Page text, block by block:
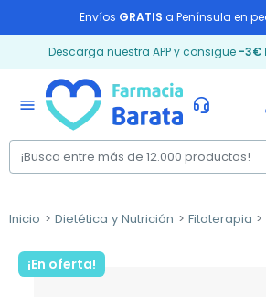
Envíos GRATIS a Península en
Descarga nuestra APP y consigue -3€
menu
Inicio Dietética y Nutrición Fitoterapia
¡En oferta!